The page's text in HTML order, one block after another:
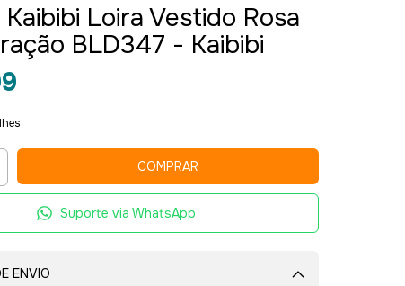
Loira Vestido Rosa
BLD347 - Kaibibi
Suporte via WhatsApp
ENVIO